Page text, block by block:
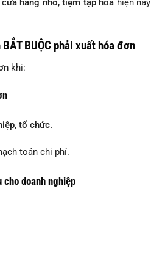
cửa hàng nhỏ, tiệm tạp hóa hiện nay
BUỘC phải xuất hóa đơn
khi:
, tổ chức.
toán chi phí.
cho doanh nghiệp